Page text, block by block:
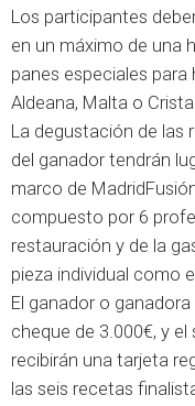
Los participantes
en un máximo de una
panes especiales para
Aldeana, Malta o
La degustación de las
del ganador tendrán
marco de
compuesto por 6
restauración y de la
pieza individual como
El ganador o
cheque de 3.000€, y
recibirán una tarjeta
las seis recetas